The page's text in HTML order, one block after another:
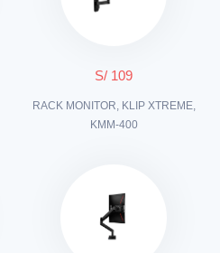
S/ 109
RACK MONITOR, KLIP XTREME,
KMM-400